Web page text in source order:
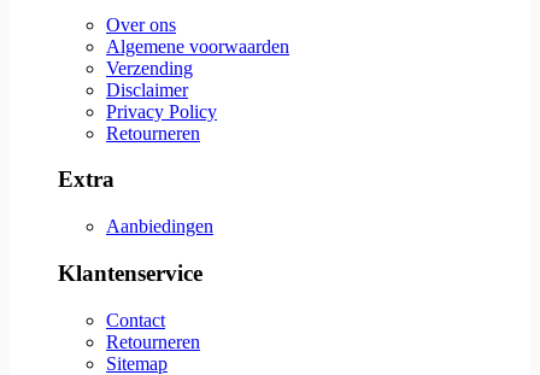
Over ons
Algemene voorwaarden
Verzending
Disclaimer
Privacy Policy
Retourneren
Extra
Aanbiedingen
Klantenservice
Contact
Retourneren
Sitemap